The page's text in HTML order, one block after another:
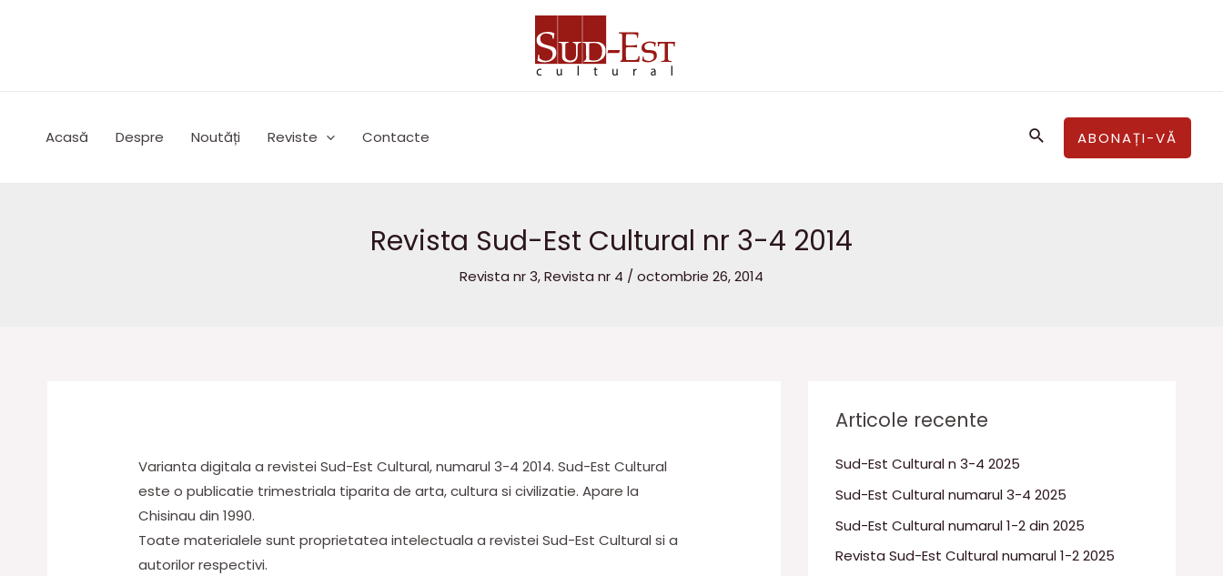
Acasă Despre Noutăți Reviste Contacte CăutareABONAȚI-VĂ
Revista Sud-Est Cultural nr 3-4 2014
Revista nr 3,Revista nr 4 / octombrie 26, 2014
Varianta digitala a revistei Sud-Est Cultural, numarul 3-4 2014. Sud-Est Cultural
este o publicatie trimestriala tiparita de arta, cultura si civilizatie. Apare la
Chisinau din 1990.
Toate materialele sunt proprietatea intelectuala a revistei Sud-Est Cultural si a
autorilor respectivi.
Articole recente
Sud-Est Cultural n 3-4 2025
Sud-Est Cultural numarul 3-4 2025
Sud-Est Cultural numarul 1-2 din 2025
Revista Sud-Est Cultural numarul 1-2 2025